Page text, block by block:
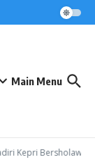
Main Menu
Kepri Bersholawat 3